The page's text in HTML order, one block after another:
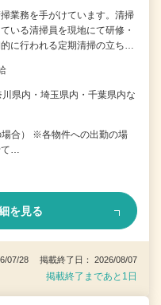
業務を手がけています。清掃
いる清掃員を現地にて研修・
に行われる定期清掃の立ち…
県内・埼玉県内・千葉県内な
合） ※各物件への出勤の場
て…
を見る
07/28 掲載終了日： 2026/08/07
掲載終了まであと1日